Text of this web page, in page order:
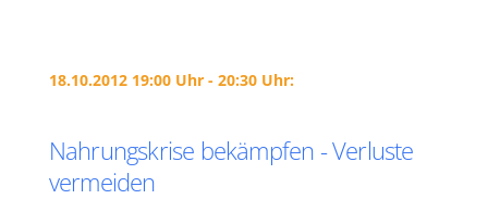
18.10.2012 19:00 Uhr - 20:30 Uhr:
Nahrungskrise bekämpfen - Verluste
vermeiden